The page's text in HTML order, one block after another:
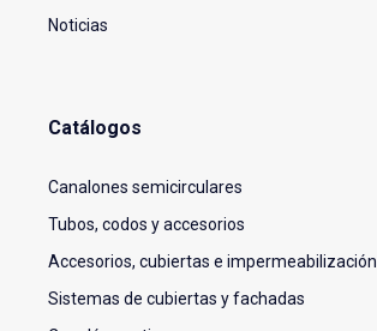
Noticias
Catálogos
Canalones semicirculares
Tubos, codos y accesorios
Accesorios, cubiertas e impermeabilización
Sistemas de cubiertas y fachadas